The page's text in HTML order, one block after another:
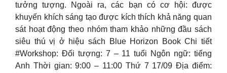
tưởng tượng. Ngoài ra, các bạn có cơ hội: được
khuyến khích sáng tạo được kích thích khả năng quan
sát hoạt động theo nhóm tham khảo những đầu sách
siêu thú vị ở hiệu sách Blue Horizon Book Chi tiết
#Workshop: Đối tượng: 7 – 11 tuổi Ngôn ngữ: tiếng
Anh Thời gian: 9:00 – 11:00 Thứ 7 17/09 Địa điểm: